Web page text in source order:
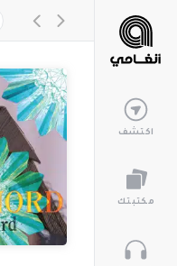
اكتشف
مكتبتك